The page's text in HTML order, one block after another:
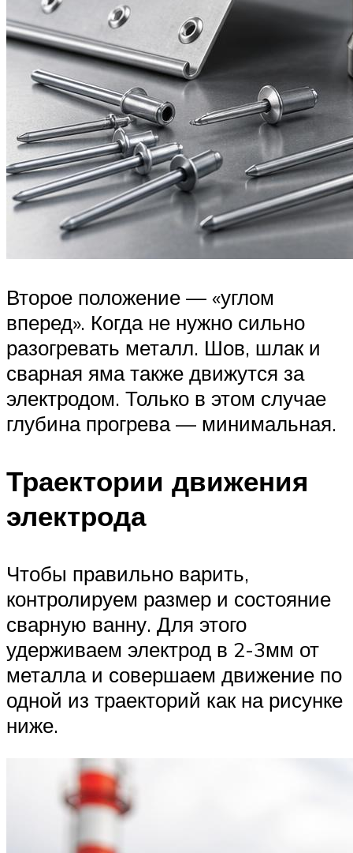
Второе положение — «углом
вперед». Когда не нужно сильно
разогревать металл. Шов, шлак и
сварная яма также движутся за
электродом. Только в этом случае
глубина прогрева — минимальная.
Траектории движения
электрода
Чтобы правильно варить,
контролируем размер и состояние
сварную ванну. Для этого
удерживаем электрод в 2-3мм от
металла и совершаем движение по
одной из траекторий как на рисунке
ниже.